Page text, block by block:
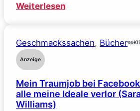
Weiterlesen:
–
(Elle
Kennedy)
Geschmackssachen, Bücher
Anzeige
Mein Traumjob bei
alle meine Ideale verlor
Williams)